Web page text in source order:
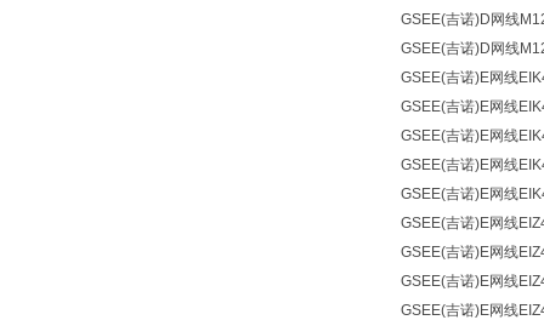
GSEE(吉诺)D网线
GSEE(吉诺)D网线
GSEE(吉诺)E网线
GSEE(吉诺)E网线
GSEE(吉诺)E网线
GSEE(吉诺)E网线
GSEE(吉诺)E网线
GSEE(吉诺)E网线
GSEE(吉诺)E网线
GSEE(吉诺)E网线
GSEE(吉诺)E网线